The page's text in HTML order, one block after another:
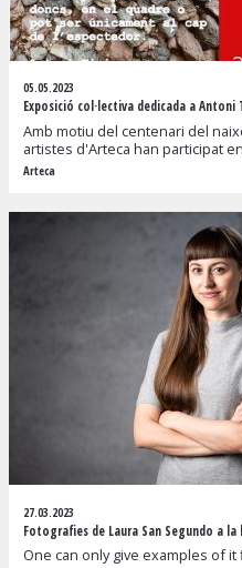
05.05.2023
Exposició col·lectiva dedicada a
Amb motiu del centenari del
artistes d'Arteca han participat
Arteca
27.03.2023
Fotografies de Laura San Segundo a
One can only give examples of